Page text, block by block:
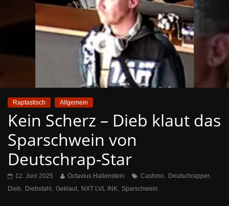
Raptastisch Allgemein
Kein Scherz – Dieb klaut das
Sparschwein von
Deutschrap-Star
12. Juni 2025 Octavius Hallenstein Cashmo, Deutschrapper,
Dieb, Diebstahl , Geklaut, NXT LVL INK, Sparschwein